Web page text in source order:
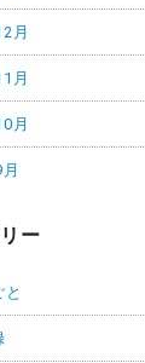
月
月
月
ー